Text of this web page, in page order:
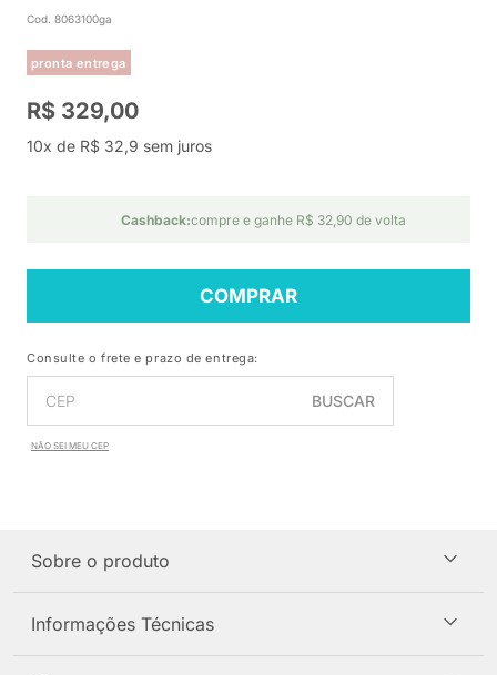
Cod. 8063100ga
pronta entrega
R$ 329,00
10x de R$ 32,9 sem juros
Cashback:compre e ganhe R$ 32,90 de volta
COMPRAR
Consulte o frete e prazo de entrega:
BUSCAR
NÃO SEI MEU CEP
Sobre o produto
Informações Técnicas